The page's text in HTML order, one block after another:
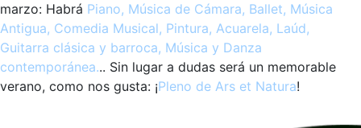
marzo: Habrá Piano, Música de Cámara, Ballet, Música
Antigua, Comedia Musical, Pintura, Acuarela, Laúd,
Guitarra clásica y barroca, Música y Danza
contemporánea... Sin lugar a dudas será un memorable
verano, como nos gusta: ¡Pleno de Ars et Natura!